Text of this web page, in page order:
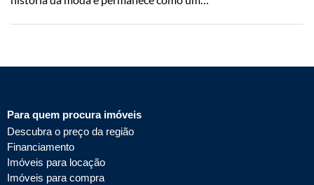
Para quem procura imóveis
Descubra o preço da região
Financiamento
Imóveis para locação
Imóveis para compra